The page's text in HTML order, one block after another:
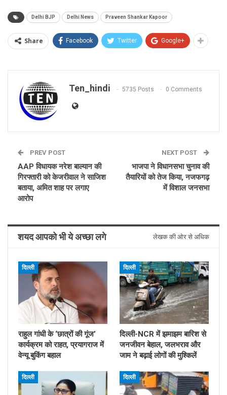
Delhi BJP Delhi News Praveen Shankar Kapoor
Share Facebook Twitter Google+
Ten_hindi 5735 Posts 0 Comments
PREV POST
AAP विधायक नरेश बाल्यान की
गिरफ्तारी को केजरीवाल ने साजिश
बताया, अमित शाह पर लगाए
आरोप
NEXT POST
भाजपा ने विधानसभा चुनाव की
तैयारियों को तेज किया, नजफगढ़
में विशाल जनसभा
शयद आपको भी ये अच्छा लगे लेखक की ओर से अधिक
दिल्ली
राहुल गांधी के ‘छात्रों की गूंज’
कार्यक्रम को राहत, प्रयागराज में
वेन्यू बुकिंग बहाल
दिल्ली
दिल्ली-NCR में झमाझम बारिश से
जनजीवन बेहाल, जलभराव और
जाम ने बढ़ाई लोगों की मुश्किलें
दिल्ली दिल्ली